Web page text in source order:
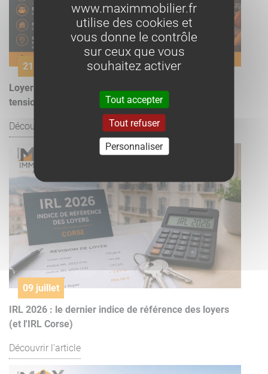
21 juillet
Loyer à Ajaccio 2026 : prix au m², marché locatif et
tension | MAX IMMOBILIER
Découvrir l'article
09 juillet
IRL 2026 : le dernier indice de référence des loyers
(et l'IRL Corse)
Découvrir l'article
www.maximmobilier.fr
utilise des cookies et
vous donne le contrôle
sur ceux que vous
souhaitez activer
Tout accepter
Tout refuser
Personnaliser